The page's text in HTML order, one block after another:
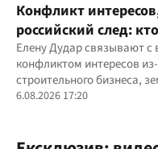
Конфликт
российский след:
Елену Дудар связывают
конфликтом интересов
строительного бизнеса,
скандалов, судебных дел
6.08.2026 17:20